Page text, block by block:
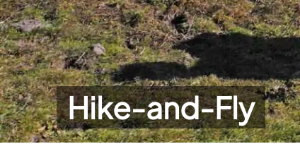
Hike-and-Fly